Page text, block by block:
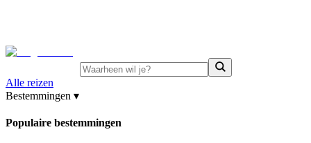
Alle reizen
Bestemmingen ▾
Populaire bestemmingen